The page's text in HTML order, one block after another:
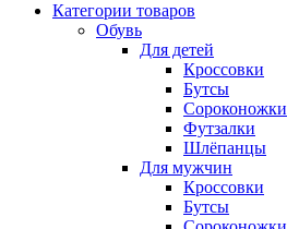
Категории товаров
Обувь
Для детей
Кроссовки
Бутсы
Сороконожки
Футзалки
Шлёпанцы
Для мужчин
Кроссовки
Бутсы